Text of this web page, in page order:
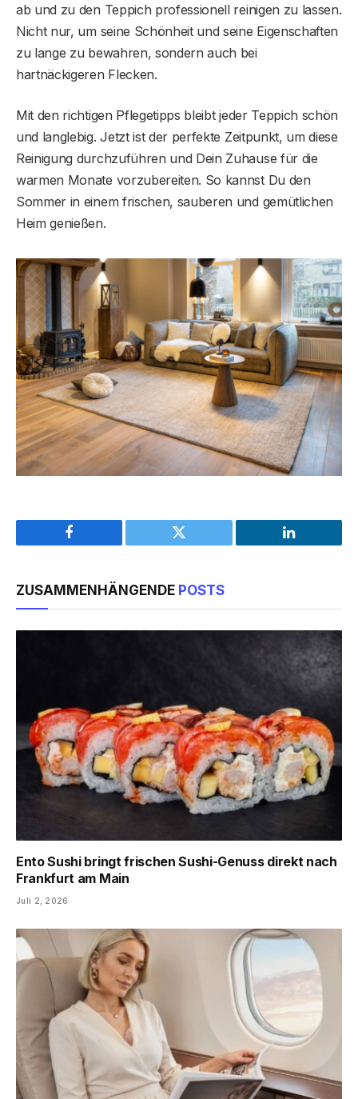
ab und zu den Teppich professionell reinigen zu lassen.
Nicht nur, um seine Schönheit und seine Eigenschaften
zu lange zu bewahren, sondern auch bei
hartnäckigeren Flecken.
Mit den richtigen Pflegetipps bleibt jeder Teppich schön
und langlebig. Jetzt ist der perfekte Zeitpunkt, um diese
Reinigung durchzuführen und Dein Zuhause für die
warmen Monate vorzubereiten. So kannst Du den
Sommer in einem frischen, sauberen und gemütlichen
Heim genießen.
Facebook Twitter LinkedIn
ZUSAMMENHÄNGENDE POSTS
Ento Sushi bringt frischen Sushi-Genuss direkt nach
Frankfurt am Main
Juli 2, 2026